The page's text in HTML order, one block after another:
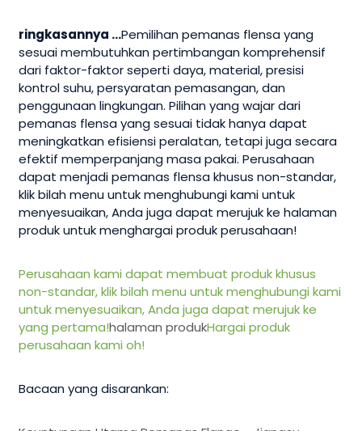
ringkasannya ...Pemilihan pemanas flensa yang
sesuai membutuhkan pertimbangan komprehensif
dari faktor-faktor seperti daya, material, presisi
kontrol suhu, persyaratan pemasangan, dan
penggunaan lingkungan. Pilihan yang wajar dari
pemanas flensa yang sesuai tidak hanya dapat
meningkatkan efisiensi peralatan, tetapi juga secara
efektif memperpanjang masa pakai. Perusahaan
dapat menjadi pemanas flensa khusus non-standar,
klik bilah menu untuk menghubungi kami untuk
menyesuaikan, Anda juga dapat merujuk ke halaman
produk untuk menghargai produk perusahaan!
Perusahaan kami dapat membuat produk khusus
non-standar, klik bilah menu untuk menghubungi kami
untuk menyesuaikan, Anda juga dapat merujuk ke
yang pertama!halaman produkHargai produk
perusahaan kami oh!
Bacaan yang disarankan: